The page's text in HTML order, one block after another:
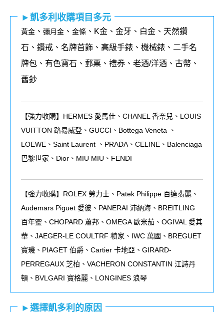
►凱多利收購項目多元
黃金 、 彌月金 、 金條 、K金、金牙、白金、天然鑽
石、鑽戒、名牌首飾、高級手錶、機械錶、二手名
牌包、有色寶石、郵票、禮券、老酒/洋酒、古幣、
舊鈔
【強力收購】HERMES 愛馬仕、CHANEL 香奈兒、LOUIS
VUITTON 路易威登、GUCCI、Bottega Veneta 、
LOEWE、Saint Laurent 、PRADA、CELINE、Balenciaga
巴黎世家、Dior、MIU MIU、FENDI
【強力收購】ROLEX 勞力士、 Patek Philippe 百達翡麗 、
Audemars Piguet 愛彼 、 PANERAI 沛納海、 BREITLING
百年靈、 CHOPARD 蕭邦、 OMEGA歐米茄 、 OGIVAL 愛其
華、JAEGER-LE COULTRF 積家、IWC 萬國、BREGUET
寶璣、PIAGET 伯爵、Cartier 卡地亞、GIRARD-
PERREGAUX 芝柏、VACHERON CONSTANTIN 江詩丹
頓、BVLGARI 寶格麗、LONGINES 浪琴
►選擇凱多利的原因